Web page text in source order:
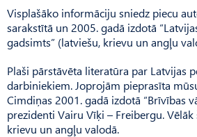
Visplašāko informāciju sniedz piecu
sarakstītā un 2005. gadā izdotā
gadsimts” (latviešu, krievu un angļu
Plaši pārstāvēta literatūra par Latvijas
darbiniekiem. Joprojām pieprasīta
Cimdiņas 2001. gadā izdotā “Brīvības
prezidenti Vairu Vīķi – Freibergu.
krievu un angļu valodā.